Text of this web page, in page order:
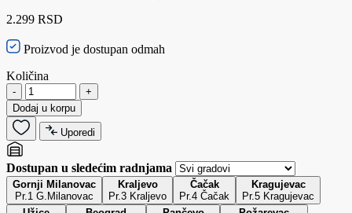
2.299 RSD
Proizvod je dostupan odmah
Količina
-
+
Dodaj u korpu
Uporedi
Dostupan u sledećim radnjama
Gornji Milanovac
Pr.1 G.Milanovac
Kraljevo
Pr.3 Kraljevo
Čačak
Pr.4 Čačak
Kragujevac
Pr.5 Kragujevac